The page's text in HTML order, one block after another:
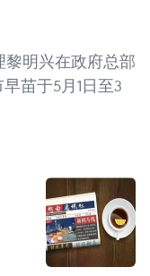
黎明兴在政府总部
苗于5月1日至3